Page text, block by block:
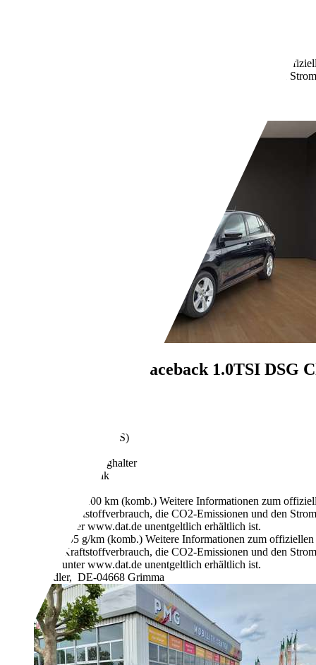
Weitere Informationen zum
Kraftstoffverbrauch, die CO2-Emissionen und den
Skoda Rapid/Spaceback 1.0TSI DSG
70 kW (95 PS)
1 Fahrzeughalter
Automatik
4,5 l/100 km (komb.) Weitere Informationen zum
Kraftstoffverbrauch, die CO2-Emissionen und den
unter www.dat.de unentgeltlich erhältlich ist.
105 g/km (komb.) Weitere Informationen zum
Kraftstoffverbrauch, die CO2-Emissionen und den
unter www.dat.de unentgeltlich erhältlich ist.
Händler, DE-04668 Grimma